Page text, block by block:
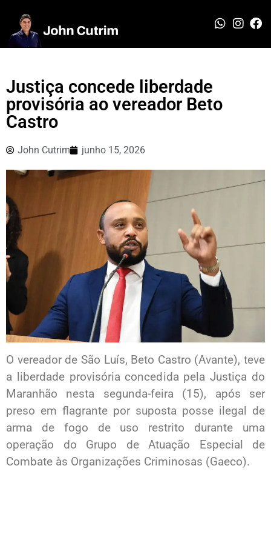
Justiça concede liberdade
provisória ao vereador Beto
Castro
John Cutrim junho 15, 2026
O vereador de São Luís, Beto Castro (Avante), teve
a liberdade provisória concedida pela Justiça do
Maranhão nesta segunda-feira (15), após ser
preso em flagrante por suposta posse ilegal de
arma de fogo de uso restrito durante uma
operação do Grupo de Atuação Especial de
Combate às Organizações Criminosas (Gaeco).